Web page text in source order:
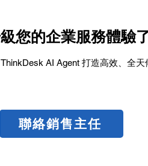
您的企業服務體驗
AI Agent 打造高效、全天
聯絡銷售主任